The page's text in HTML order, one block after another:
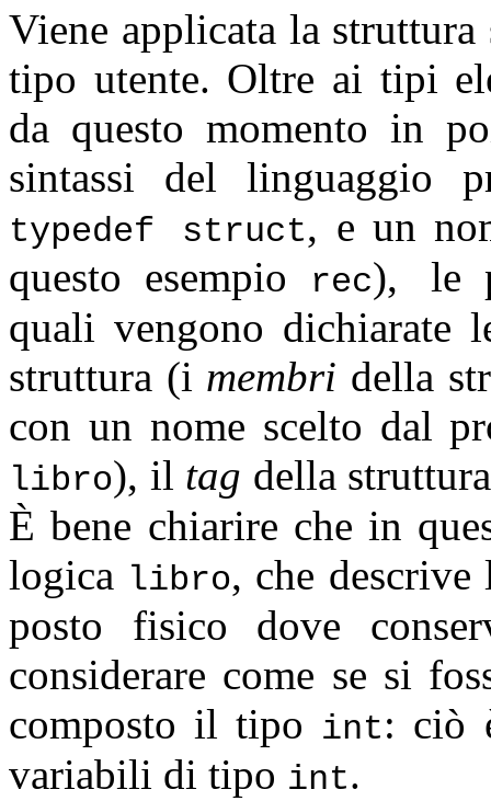
Viene applicata la
tipo utente. Oltre ai tipi
da questo momento in
sintassi del linguaggio
typedef struct, e un
questo esempio
rec),
le
quali vengono dichiarate
struttura (i membri della
con un nome scelto dal
libro), il tag della
È bene chiarire che in
logica libro, che descrive
posto fisico dove
considerare come se si
composto il tipo int: ciò
variabili di tipo int.